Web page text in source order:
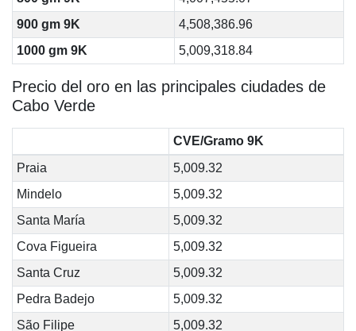
900 gm 9K
4,508,386.96
1000 gm 9K
5,009,318.84
Precio del oro en las principales ciudades de
Cabo Verde
CVE/Gramo 9K
Praia
5,009.32
Mindelo
5,009.32
Santa María
5,009.32
Cova Figueira
5,009.32
Santa Cruz
5,009.32
Pedra Badejo
5,009.32
São Filipe
5,009.32